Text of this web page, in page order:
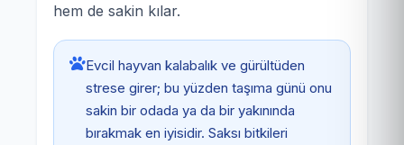
hem de sakin kılar.
Evcil hayvan kalabalık ve gürültüden
strese girer; bu yüzden taşıma günü onu
sakin bir odada ya da bir yakınında
bırakmak en iyisidir. Saksı bitkileri